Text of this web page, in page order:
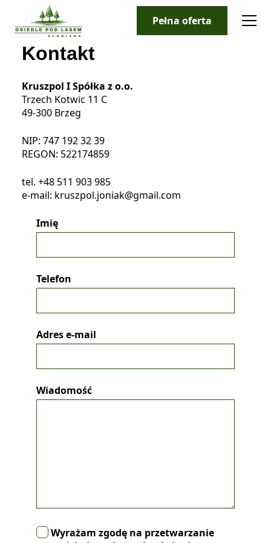
Pełna oferta
Kontakt
Kruszpol I Spółka z o.o.
Trzech Kotwic 11 C
49-300 Brzeg
NIP: 747 192 32 39
REGON: 522174859
tel. +48 511 903 985
e-mail: kruszpol.joniak@gmail.com
Imię
Telefon
Adres e-mail
Wiadomość
Wyrażam zgodę na przetwarzanie